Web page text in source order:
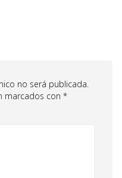
no será publicada.
marcados con *